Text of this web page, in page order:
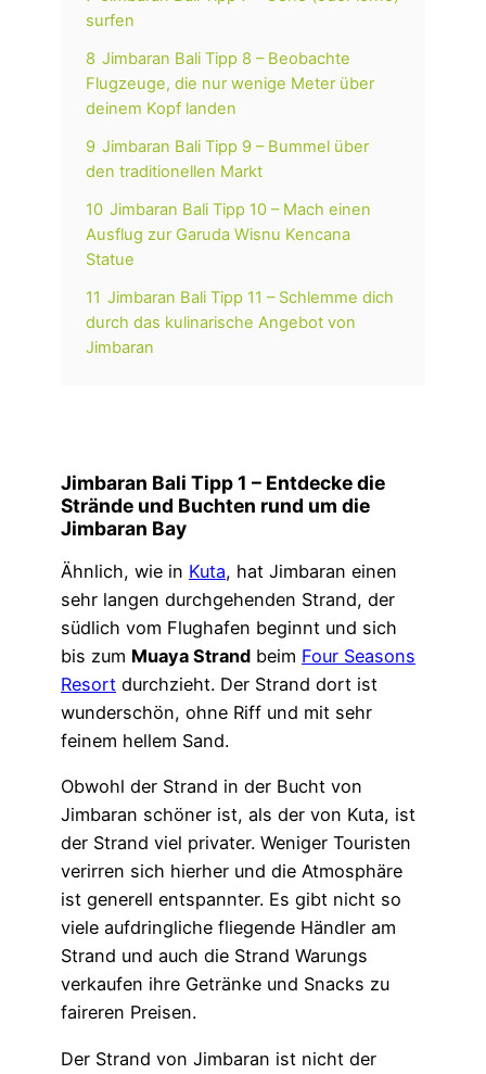
surfen
8 Jimbaran Bali Tipp 8 – Beobachte
Flugzeuge, die nur wenige Meter über
deinem Kopf landen
9 Jimbaran Bali Tipp 9 – Bummel über
den traditionellen Markt
10 Jimbaran Bali Tipp 10 – Mach einen
Ausflug zur Garuda Wisnu Kencana
Statue
11 Jimbaran Bali Tipp 11 – Schlemme dich
durch das kulinarische Angebot von
Jimbaran
Jimbaran Bali Tipp 1 – Entdecke die
Strände und Buchten rund um die
Jimbaran Bay
Ähnlich, wie in Kuta, hat Jimbaran einen
sehr langen durchgehenden Strand, der
südlich vom Flughafen beginnt und sich
bis zum Muaya Strand beim Four Seasons
Resort durchzieht. Der Strand dort ist
wunderschön, ohne Riff und mit sehr
feinem hellem Sand.
Obwohl der Strand in der Bucht von
Jimbaran schöner ist, als der von Kuta, ist
der Strand viel privater. Weniger Touristen
verirren sich hierher und die Atmosphäre
ist generell entspannter. Es gibt nicht so
viele aufdringliche fliegende Händler am
Strand und auch die Strand Warungs
verkaufen ihre Getränke und Snacks zu
faireren Preisen.
Der Strand von Jimbaran ist nicht der